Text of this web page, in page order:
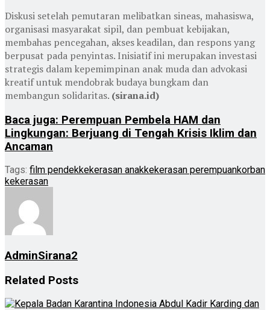
Diskusi setelah pemutaran melibatkan sineas, mahasiswa,
organisasi masyarakat sipil, dan pembuat kebijakan,
membahas pencegahan, akses keadilan, dan respons yang
berpusat pada penyintas. Inisiatif ini merupakan investasi
strategis dalam kepemimpinan anak muda dan advokasi
kreatif untuk mendobrak budaya bungkam dan
membangun solidaritas. (sirana.id)
Baca juga: Perempuan Pembela HAM dan
Lingkungan: Berjuang di Tengah Krisis Iklim dan
Ancaman
Tags: film pendekkekerasan anakkekerasan perempuankorban
kekerasan
AdminSirana2
Related Posts